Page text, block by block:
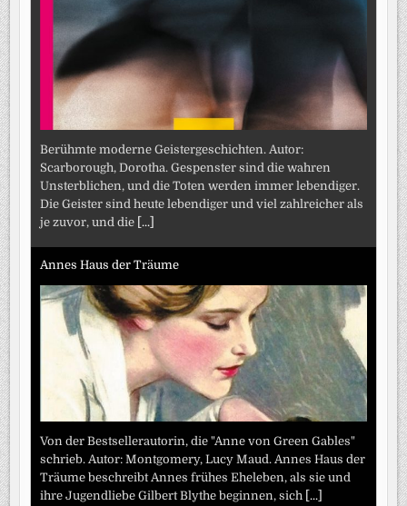
Berühmte moderne Geistergeschichten. Autor:
Scarborough, Dorotha. Gespenster sind die wahren
Unsterblichen, und die Toten werden immer lebendiger.
Die Geister sind heute lebendiger und viel zahlreicher als
je zuvor, und die [...]
Annes Haus der Träume
Von der Bestsellerautorin, die "Anne von Green Gables"
schrieb. Autor: Montgomery, Lucy Maud. Annes Haus der
Träume beschreibt Annes frühes Eheleben, als sie und
ihre Jugendliebe Gilbert Blythe beginnen, sich [...]